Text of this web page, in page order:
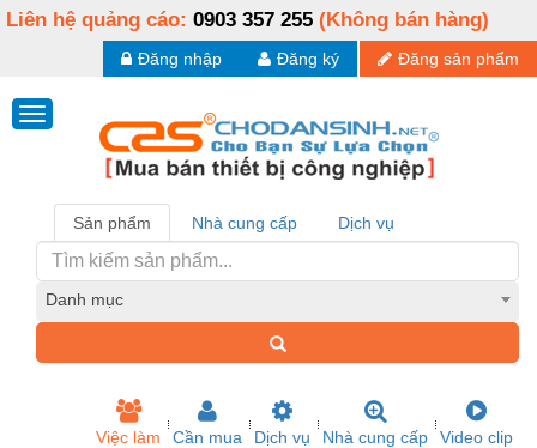
Liên hệ quảng cáo: 0903 357 255 (Không bán hàng)
Đăng sản phẩm
Đăng ký
Đăng nhập
Sản phẩm Nhà cung cấp Dịch vụ
Danh mục
Việc làm Cần mua Dịch vụ Nhà cung cấp Video clip